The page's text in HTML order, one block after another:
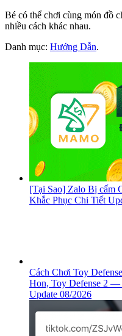
Bé có thể chơi cùng món đồ
nhiều cách khác nhau.
Danh mục: Hướng Dẫn.
[Tại Sao] Zalo Bị cấm
Khắc Phục Chi Tiết
Cách Chơi Toy
Hon, ‎Toy Defense 2 —
Update 08/2026